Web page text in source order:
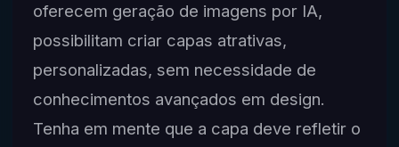
oferecem geração de imagens por IA,
possibilitam criar capas atrativas,
personalizadas, sem necessidade de
conhecimentos avançados em design.
Tenha em mente que a capa deve refletir o